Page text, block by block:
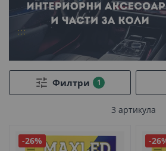
Филтри
3 артикула
-26% -